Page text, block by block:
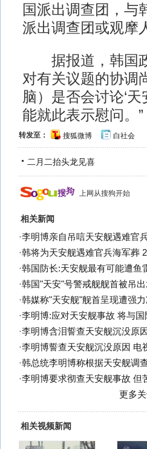
国派出调查团，与
派出调查团或观摩
据报道，韩国政
对有关议题的协调
脑）是否会讨论‘
能就此表示慰问
转发至： 搜狐微博 白社会
二月二抬头龙见喜
上网从搜狗开始
相关新闻
·李明博亲自吊唁天安舰遇难官
·韩将为天安舰遇难官兵海军葬
·韩国防长:天安舰最有可能遭鱼
·韩国"天安"号警戒舰舰首被吊
·韩媒称"天安舰"舰首呈现遭强
·李明博:应对天安舰事故 将与国
·李明博含泪誓查天安舰沉没原
·李明博誓查天安舰沉没原因 电
·韩总统李明博称根据天安舰调
·李明博要求彻查天安舰事故 但
更多
相关视频新闻